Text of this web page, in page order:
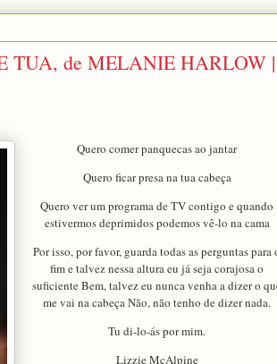
TUA, de MELANIE HARLOW |
Quero comer panquecas ao jantar
Quero ficar presa na tua cabeça
Quero ver um programa de TV contigo e quando
estivermos deprimidos podemos vê‑lo na cama
Por isso, por favor, guarda todas as perguntas para
fim e talvez nessa altura eu já seja corajosa o
suficiente Bem, talvez eu nunca venha a dizer o
me vai na cabeça Não, não tenho de dizer nada.
Tu di-lo-ás por mim.
Lizzie McAlpine